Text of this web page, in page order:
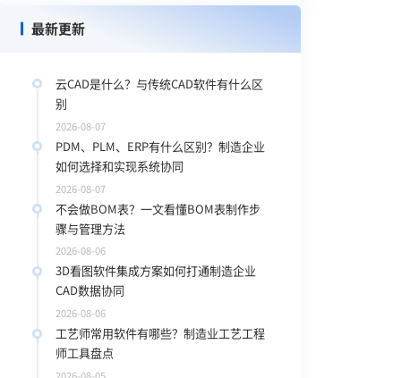
最新更新
云CAD是什么？与传统CAD软件有什么区
别
2026-08-07
PDM、PLM、ERP有什么区别？制造企业
如何选择和实现系统协同
2026-08-07
不会做BOM表？一文看懂BOM表制作步
骤与管理方法
2026-08-06
3D看图软件集成方案如何打通制造企业
CAD数据协同
2026-08-06
工艺师常用软件有哪些？制造业工艺工程
师工具盘点